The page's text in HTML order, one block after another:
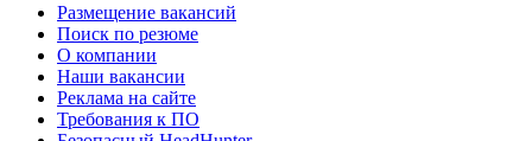
Размещение вакансий
Поиск по резюме
О компании
Наши вакансии
Реклама на сайте
Требования к ПО